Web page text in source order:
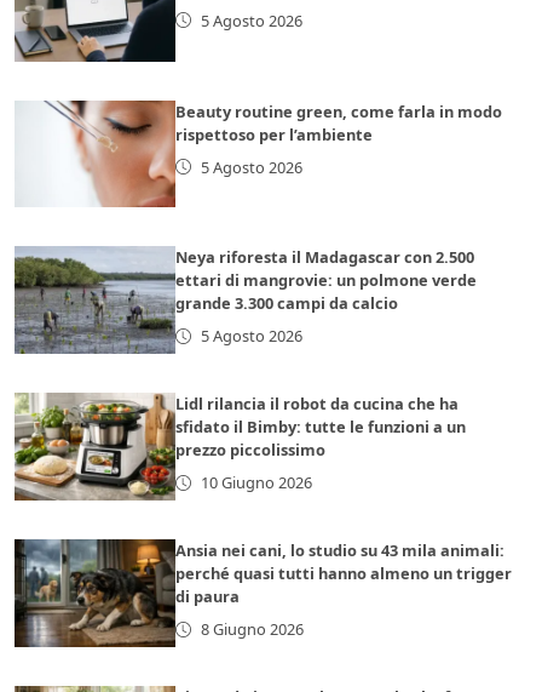
5 Agosto 2026
Beauty routine green, come farla in modo
rispettoso per l’ambiente
5 Agosto 2026
Neya riforesta il Madagascar con 2.500
ettari di mangrovie: un polmone verde
grande 3.300 campi da calcio
5 Agosto 2026
Lidl rilancia il robot da cucina che ha
sfidato il Bimby: tutte le funzioni a un
prezzo piccolissimo
10 Giugno 2026
Ansia nei cani, lo studio su 43 mila animali:
perché quasi tutti hanno almeno un trigger
di paura
8 Giugno 2026